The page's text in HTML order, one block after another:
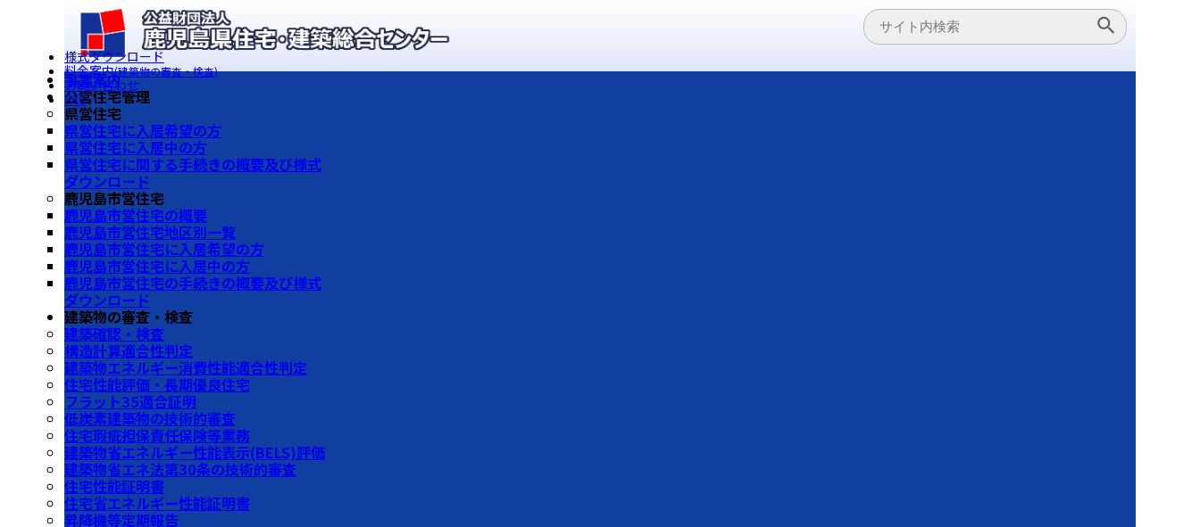
様式ダウンロード
料金案内(建築物の審査・検査)
お問い合わせ
FAQ
事業案内
公営住宅管理
県営住宅
県営住宅に入居希望の方
県営住宅に入居中の方
県営住宅に関する手続きの概要及び様式
ダウンロード
鹿児島市営住宅
鹿児島市営住宅の概要
鹿児島市営住宅地区別一覧
鹿児島市営住宅に入居希望の方
鹿児島市営住宅に入居中の方
鹿児島市営住宅の手続きの概要及び様式
ダウンロード
建築物の審査・検査
建築確認・検査
構造計算適合性判定
建築物エネルギー消費性能適合性判定
住宅性能評価・長期優良住宅
フラット35適合証明
低炭素建築物の技術的審査
住宅瑕疵担保責任保険等業務
建築物省エネルギー性能表示(BELS)評価
建築物省エネ法第30条の技術的審査
住宅性能証明書
住宅省エネルギー性能証明書
昇降機等定期報告